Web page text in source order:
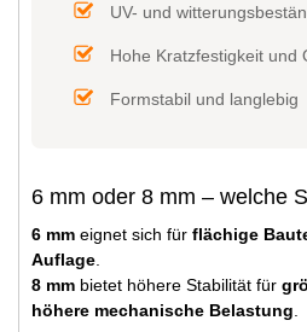
UV- und
Hohe Kratzfestigkeit und
Formstabil und langlebig
6 mm oder 8 mm – welche
6 mm eignet sich für flächige
Auflage
8 mm bietet höhere Stabilität für
höhere mechanische Belastung